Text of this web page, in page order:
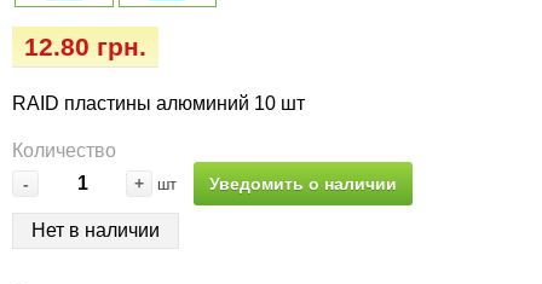
12.80 грн.
RAID пластины алюминий 10 шт
Количество
- + шт Уведомить о наличии
Нет в наличии
Семена перца
Семена пряных трав
Семена редиса
Удобрения «Сударушка», «Рязаночка»
100 г
Удобрения «Чистый лист» кристаллические
Опрыскиватели
Перчатки
Тенты